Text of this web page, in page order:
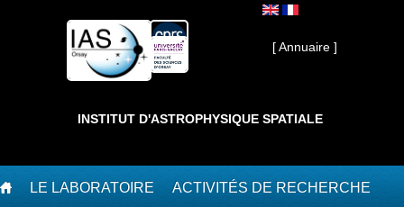
Interne ]
[ Annuaire ]
INSTITUT D'ASTROPHYSIQUE SPATIALE
LE LABORATOIRE ACTIVITÉS DE RECHERCHE